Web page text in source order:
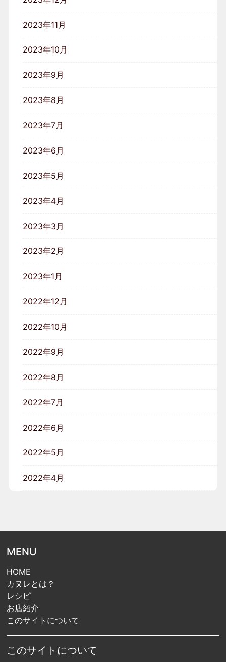
2023年11月
2023年10月
2023年9月
2023年8月
2023年7月
2023年6月
2023年5月
2023年4月
2023年3月
2023年2月
2023年1月
2022年12月
2022年10月
2022年9月
2022年8月
2022年7月
2022年6月
2022年5月
2022年4月
MENU
HOME
カヌレとは？
レシピ
お店紹介
このサイトについて
このサイトについて